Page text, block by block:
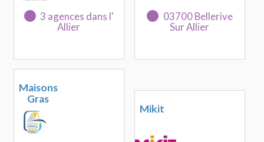
3 agences dans l'
Allier
03700 Bellerive
Sur Allier
Maisons
Gras
Mikit